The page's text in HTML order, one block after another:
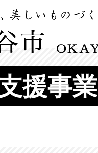
援事業